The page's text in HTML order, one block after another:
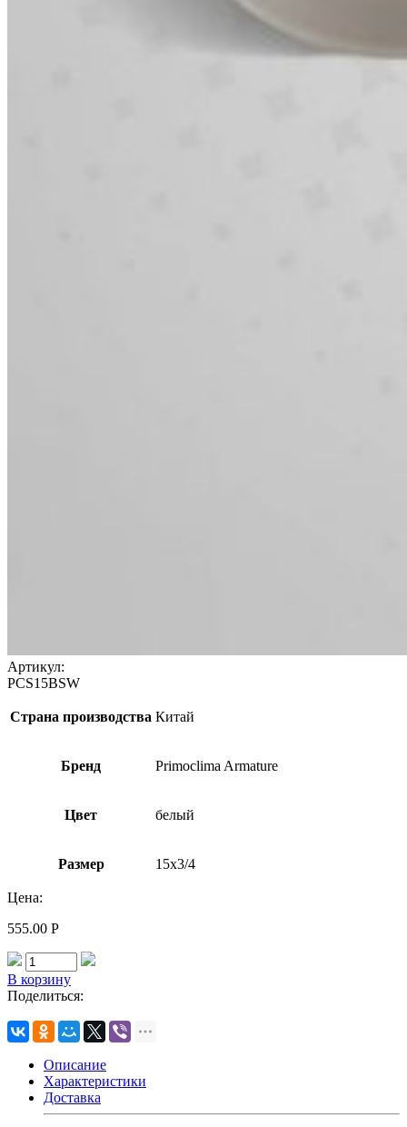
Артикул:
PCS15BSW
Страна производства Китай
Бренд Primoclima Armature
Цвет белый
Размер 15х3/4
Цена:
555.00 Р
В корзину
Поделиться:
Описание
Характеристики
Доставка